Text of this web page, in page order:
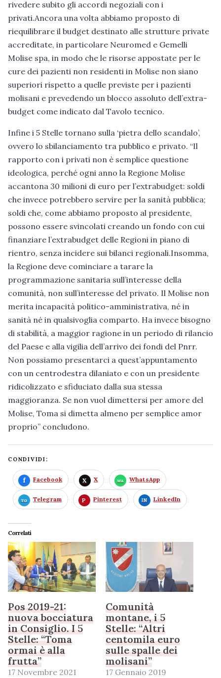
rivedere subito gli accordi negoziali con i
privati.Ancora una volta abbiamo proposto di
riequilibrare il budget destinato alle strutture private
accreditate, in particolare Neuromed e Gemelli
Molise spa, in modo che le risorse appostate per le
cure dei pazienti non residenti in Molise non siano
superiori rispetto a quelle previste per i pazienti
molisani e prevedendo un blocco assoluto dell’extra-
budget come indicato dal Tavolo tecnico.
Infine i 5 Stelle tornano sulla ‘pietra dello scandalo’,
ovvero lo sbilanciamento tra pubblico e privato. “Il
rapporto con i privati non è semplice questione
ideologica, perché ogni anno la Regione Molise
accantona 30 milioni di euro per l’extrabudget: soldi
che invece potrebbero servire per la sanità pubblica;
soldi che, come abbiamo proposto al presidente,
possono essere svincolati creando un fondo con cui
finanziare l’extrabudget delle Regioni in piano di
rientro, senza incidere sui bilanci regionali.Insomma,
la Regione deve cominciare a tarare la
programmazione sanitaria sull’interesse della
comunità, non sull’interesse del privato. Il Molise non
merita incapacità politico-amministrativa, né in
sanità né in qualsivoglia comparto. Ha invece bisogno
di stabilità, a maggior ragione in un periodo di rilancio
del Paese e alla vigilia dell’arrivo dei fondi del Pnrr.
Non possiamo presentarci a quest’appuntamento
con un centrodestra dilaniato e con un presidente
ridicolizzato e sfiduciato dalla sua stessa
maggioranza. Se non vuol dimettersi per amore del
Molise, Toma si dimetta almeno per semplice amor
proprio” concludono.
CONDIVIDI:
Facebook X WhatsApp
Telegram Pinterest LinkedIn
Correlati
Pos 2019-21:
nuova bocciatura
in Consiglio. I 5
Stelle: “Toma
ormai è alla
frutta”
17 Novembre 2021
Comunità
montane, i 5
Stelle: “Altri
centomila euro
sulle spalle dei
molisani”
17 Gennaio 2019